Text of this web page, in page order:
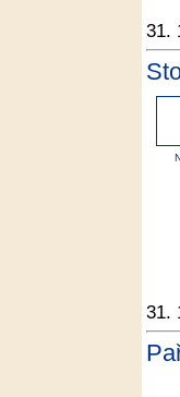
31.
31.